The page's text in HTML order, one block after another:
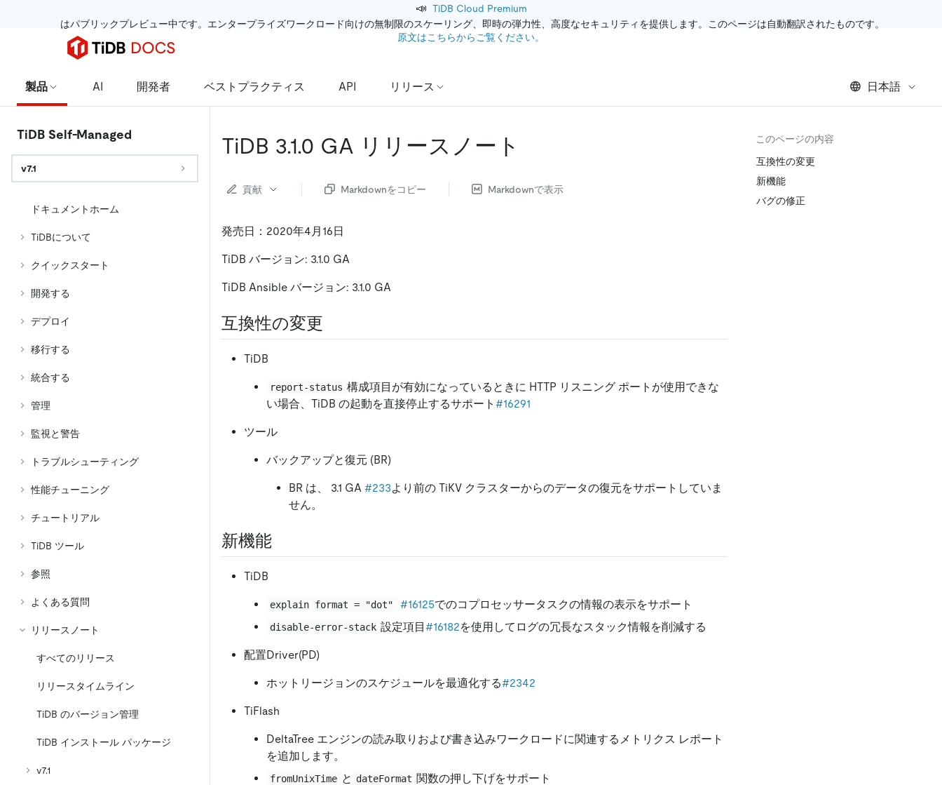
📣 TiDB Cloud Premium
はパブリックプレビュー中です。エンタープライズワークロード向けの無制限のスケーリング、即時の弾力性、高度なセキュリティを提供します。このページは自動翻訳されたものです。
原文はこちらからご覧ください。
製品 AI 開発者 ベストプラクティス API リリース 日本語
TiDB Self-Managed
v7.1
ドキュメントホーム
TiDBについて
クイックスタート
開発する
デプロイ
移行する
統合する
管理
監視と警告
トラブルシューティング
性能チューニング
チュートリアル
TiDB ツール
参照
よくある質問
リリースノート
すべてのリリース
リリースタイムライン
TiDB のバージョン管理
TiDB インストール パッケージ
v7.1
TiDB 3.1.0 GA リリースノート
貢献 Markdownをコピー Markdownで表示
発売日：2020年4月16日
TiDB バージョン: 3.1.0 GA
TiDB Ansible バージョン: 3.1.0 GA
互換性の変更
TiDB
report-status 構成項目が有効になっているときに HTTP リスニング ポートが使用できな
い場合、TiDB の起動を直接停止するサポート #16291
ツール
バックアップと復元 (BR)
BR は、 3.1 GA #233より前の TiKV クラスターからのデータの復元をサポートしていま
せん。
新機能
TiDB
explain format = "dot" #16125でのコプロセッサータスクの情報の表示をサポート
disable-error-stack 設定項目#16182を使用してログの冗長なスタック情報を削減する
配置Driver(PD)
ホットリージョンのスケジュールを最適化する#2342
TiFlash
DeltaTree エンジンの読み取りおよび書き込みワークロードに関連するメトリクス レポート
を追加します。
fromUnixTime と dateFormat 関数の押し下げをサポート
このページの内容
互換性の変更
新機能
バグの修正